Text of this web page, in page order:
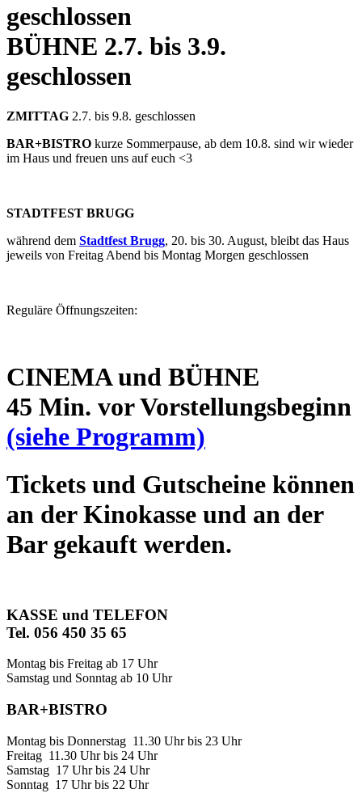
geschlossen
BÜHNE 2.7. bis 3.9.
geschlossen
ZMITTAG 2.7. bis 9.8. geschlossen
BAR+BISTRO kurze Sommerpause, ab dem 10.8. sind wir wieder
im Haus und freuen uns auf euch <3
STADTFEST BRUGG
während dem Stadtfest Brugg, 20. bis 30. August, bleibt das Haus
jeweils von Freitag Abend bis Montag Morgen geschlossen
Reguläre Öffnungszeiten:
CINEMA und BÜHNE
45 Min. vor Vorstellungsbeginn
(siehe Programm)
Tickets und Gutscheine können
an der Kinokasse und an der
Bar gekauft werden.
KASSE und TELEFON
Tel. 056 450 35 65
Montag bis Freitag ab 17 Uhr
Samstag und Sonntag ab 10 Uhr
BAR+BISTRO
Montag bis Donnerstag 11.30 Uhr bis 23 Uhr
Freitag 11.30 Uhr bis 24 Uhr
Samstag 17 Uhr bis 24 Uhr
Sonntag 17 Uhr bis 22 Uhr